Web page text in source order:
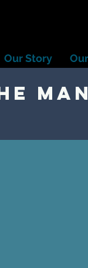
Our Story